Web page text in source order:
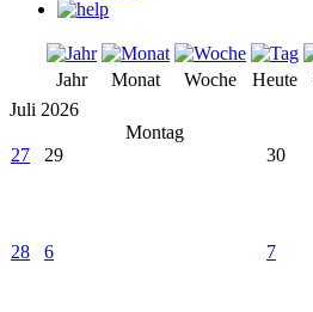
Jahr Monat Woche Heute
Juli 2026
Montag
27
29 30
28 6 7